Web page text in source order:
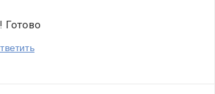
Готово